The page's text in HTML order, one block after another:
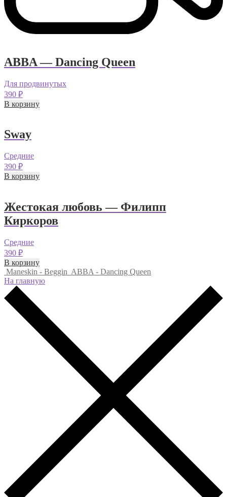
ABBA — Dancing Queen
Для продвинутых
390 ₽
В корзину
Sway
Средние
390 ₽
В корзину
Жестокая любовь — Филипп
Киркоров
Средние
390 ₽
В корзину
Maneskin - Beggin ABBA - Dancing Queen
На главную